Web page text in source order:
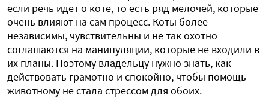
если речь идет о коте, то есть ряд мелочей, которые
очень влияют на сам процесс. Коты более
независимы, чувствительны и не так охотно
соглашаются на манипуляции, которые не входили в
их планы. Поэтому владельцу нужно знать, как
действовать грамотно и спокойно, чтобы помощь
животному не стала стрессом для обоих.